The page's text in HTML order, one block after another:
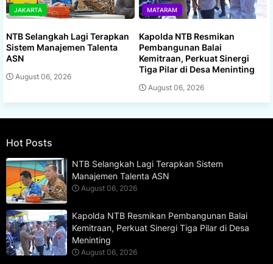
JAKARTA
NTB Selangkah Lagi Terapkan
Sistem Manajemen Talenta
ASN
August 06, 2026
MATARAM
Kapolda NTB Resmikan
Pembangunan Balai
Kemitraan, Perkuat Sinergi
Tiga Pilar di Desa Meninting
August 06, 2026
Hot Posts
NTB Selangkah Lagi Terapkan Sistem
Manajemen Talenta ASN
August 06, 2026
Kapolda NTB Resmikan Pembangunan Balai
Kemitraan, Perkuat Sinergi Tiga Pilar di Desa
Meninting
August 06, 2026